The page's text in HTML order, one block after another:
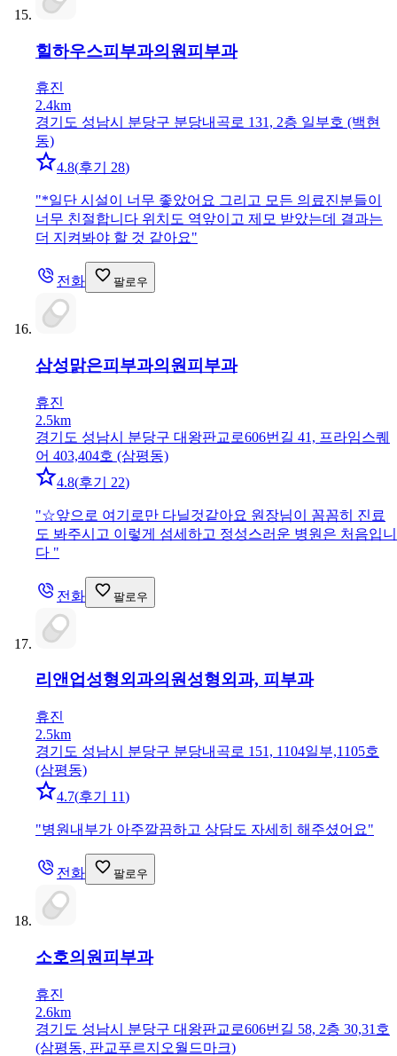
힐하우스피부과의원 피부과
휴진
2.4km
경기도 성남시 분당구 분당내곡로 131, 2층 일부호 (백현
동)
4.8(후기 28)
"*일단 시설이 너무 좋았어요 그리고 모든 의료진분들이
너무 친절합니다 위치도 역앞이고 제모 받았는데 결과는
더 지켜봐야 할 것 같아요"
전화 팔로우
삼성맑은피부과의원 피부과
휴진
2.5km
경기도 성남시 분당구 대왕판교로606번길 41, 프라임스퀘
어 403,404호 (삼평동)
4.8(후기 22)
"☆앞으로 여기로만 다닐것같아요 원장님이 꼼꼼히 진료
도 봐주시고 이렇게 섬세하고 정성스러운 병원은 처음입니
다 "
전화 팔로우
리앤업성형외과의원성형외과, 피부과
휴진
2.5km
경기도 성남시 분당구 분당내곡로 151, 1104일부,1105호
(삼평동)
4.7(후기 11)
"병원내부가 아주깔끔하고 상담도 자세히 해주셨어요"
전화 팔로우
소호의원 피부과
휴진
2.6km
경기도 성남시 분당구 대왕판교로606번길 58, 2층 30,31호
(삼평동, 판교푸르지오월드마크)